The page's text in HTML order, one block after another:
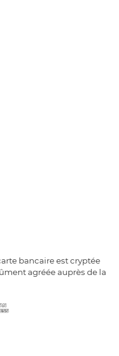
bancaire est cryptée
agréée auprès de la